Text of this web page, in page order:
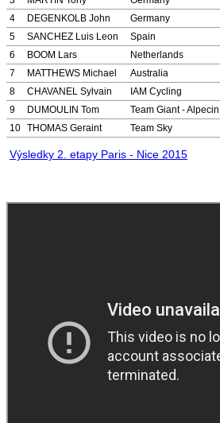
4
DEGENKOLB John
Germany
5
SANCHEZ Luis Leon
Spain
6
BOOM Lars
Netherlands
7
MATTHEWS Michael
Australia
8
CHAVANEL Sylvain
IAM Cycling
9
DUMOULIN Tom
Team Giant - Alpecin
10 THOMAS Geraint Team Sky
Výsledky 2. etapy Paris - Nice 2015